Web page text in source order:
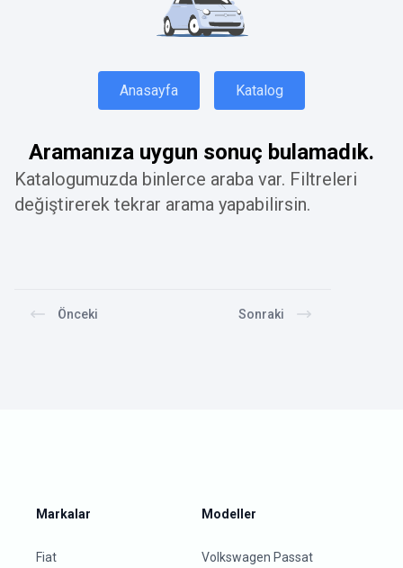
Anasayfa Katalog
Aramanıza uygun sonuç bulamadık.
Katalogumuzda binlerce araba var. Filtreleri
değiştirerek tekrar arama yapabilirsin.
Önceki Sonraki
Markalar
Fiat
Modeller
Volkswagen Passat